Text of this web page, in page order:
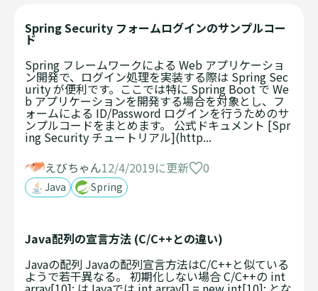
Spring Security フォームログインのサンプルコー
ド
Spring フレームワークによる Web アプリケーショ
ン開発で、ログイン処理を実装する際は Spring Sec
urity が便利です。ここでは特に Spring Boot で We
b アプリケーションを開発する場合を対象とし、フ
ォームによる ID/Password ログインを行うためのサ
ンプルコードをまとめます。 公式ドキュメント [Spr
ing Security チュートリアル](http...
えびちゃん12/4/2019に更新 0
Java Spring
Java配列の宣言方法 (C/C++との違い)
Javaの配列 Javaの配列宣言方法はC/C++と似ている
ようで若干異なる。 初期化しない場合 C/C++の int